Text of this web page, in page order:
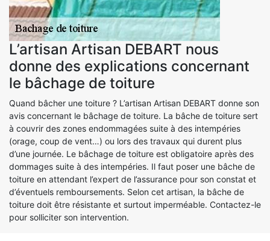
L’artisan Artisan DEBART nous
donne des explications concernant
le bâchage de toiture
Quand bâcher une toiture ? L’artisan Artisan DEBART donne son
avis concernant le bâchage de toiture. La bâche de toiture sert
à couvrir des zones endommagées suite à des intempéries
(orage, coup de vent…) ou lors des travaux qui durent plus
d’une journée. Le bâchage de toiture est obligatoire après des
dommages suite à des intempéries. Il faut poser une bâche de
toiture en attendant l’expert de l’assurance pour son constat et
d’éventuels remboursements. Selon cet artisan, la bâche de
toiture doit être résistante et surtout imperméable. Contactez-le
pour solliciter son intervention.